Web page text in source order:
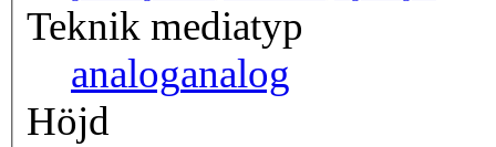
Teknik mediatyp
analoganalog
Höjd